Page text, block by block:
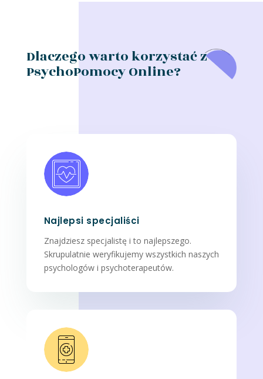
Dlaczego warto korzystać z
PsychoPomocy Online?
Najlepsi specjaliści
Znajdziesz specjalistę i to najlepszego.
Skrupulatnie weryfikujemy wszystkich naszych
psychologów i psychoterapeutów.